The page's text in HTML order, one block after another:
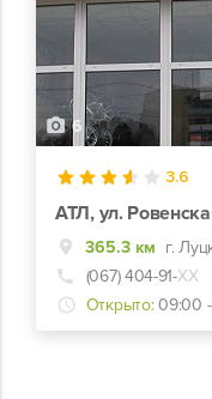
6
3.6
АТЛ, ул.
365.3 км г.
(067) 404-91-ХХ
Открыто: 09:00